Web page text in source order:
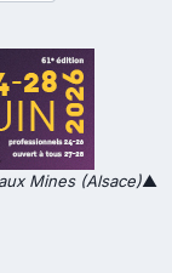
Mines (Alsace)▲